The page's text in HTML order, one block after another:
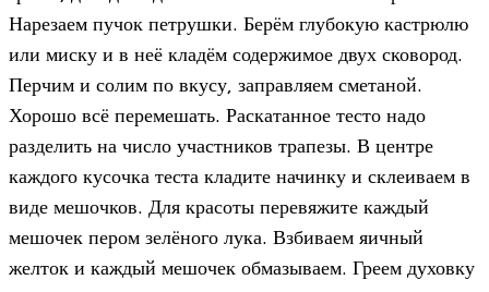
Нарезаем пучок петрушки. Берём глубокую кастрюлю
или миску и в неё кладём содержимое двух сковород.
Перчим и солим по вкусу, заправляем сметаной.
Хорошо всё перемешать. Раскатанное тесто надо
разделить на число участников трапезы. В центре
каждого кусочка теста кладите начинку и склеиваем в
виде мешочков. Для красоты перевяжите каждый
мешочек пером зелёного лука. Взбиваем яичный
желток и каждый мешочек обмазываем. Греем духовку